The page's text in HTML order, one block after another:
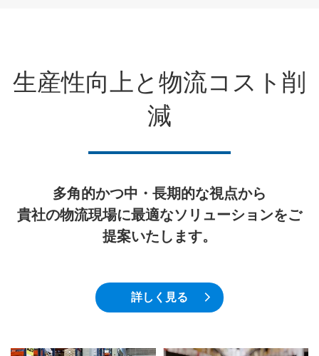
生産性向上と物流コスト削
減
多角的かつ中・長期的な視点から
貴社の物流現場に最適なソリューションをご
提案いたします。
詳しく見る